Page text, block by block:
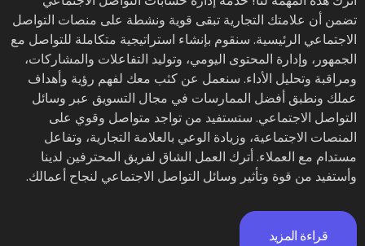
تضمن أن علامتك التجارية تبقى قوية ونشطة على منصات التواصل
الاجتماعي الرئيسية. سنقوم بإنشاء استراتيجية متكاملة للتواصل مع
الجمهور، وإدارة المحتوى اليومي، وتوليد التفاعلات والمشاركات،
ومراقبة وتحليل الأداء. سنعمل عن كثب معك لفهم رؤية وأهداف
عملك ونطبق أفضل الممارسات في مجال التسويق عبر وسائل
التواصل الاجتماعي. ستستفيد من تواجد متواصل وقوي على
المنصات الاجتماعية، وزيادة الوعي بالعلامة التجارية، وتفاعل
مستدام مع العملاء. أترك العمل الشاق لفريق المحترفين لدينا
وأستفيد من قوة وتأثير وسائل التواصل الاجتماعي لنجاح أعمالك.
قراءة المزيد